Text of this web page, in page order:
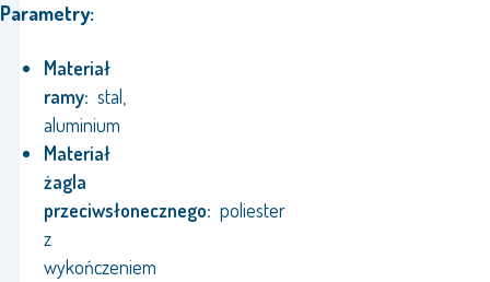
Parametry:
Materiał
ramy: stal,
aluminium
Materiał
żagla
przeciwsłonecznego: poliester
z
wykończeniem